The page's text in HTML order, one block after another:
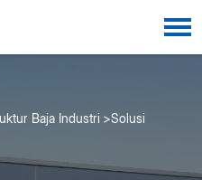
Baja Industri
Solusi